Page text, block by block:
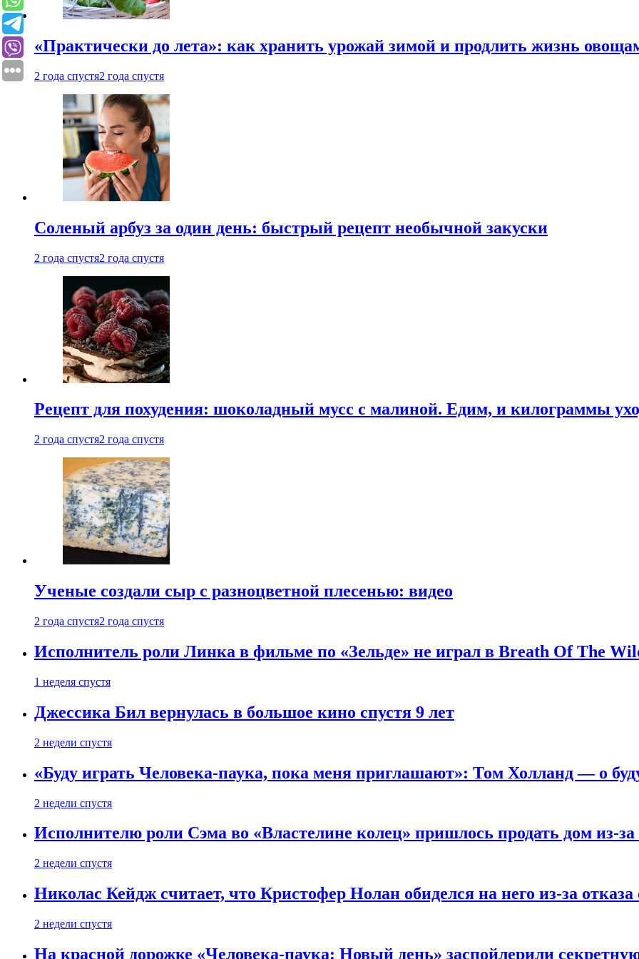
«Практически до лета»: как хранить урожай зимой и продлить жизнь
2 года спустя2 года спустя
Соленый арбуз за один день: быстрый рецепт необычной закуски
2 года спустя2 года спустя
Рецепт для похудения: шоколадный мусс с малиной. Едим, и килограммы
2 года спустя2 года спустя
Ученые создали сыр с разноцветной плесенью: видео
2 года спустя2 года спустя
Исполнитель роли Линка в фильме по «Зельде» не играл в Breath Of The
1 неделя спустя
Джессика Бил вернулась в большое кино спустя 9 лет
2 недели спустя
«Буду играть Человека-паука, пока меня приглашают»: Том Холланд — о
2 недели спустя
Исполнителю роли Сэма во «Властелине колец» пришлось продать дом из-за
2 недели спустя
Николас Кейдж считает, что Кристофер Нолан обиделся на него из-за
2 недели спустя
На красной дорожке «Человека-паука: Новый день» заспойлерили